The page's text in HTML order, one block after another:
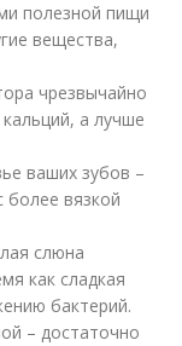
полезной пищи
вещества,
чрезвычайно
а лучше
ваших зубов –
вязкой
слюна
как сладкая
бактерий.
– достаточно